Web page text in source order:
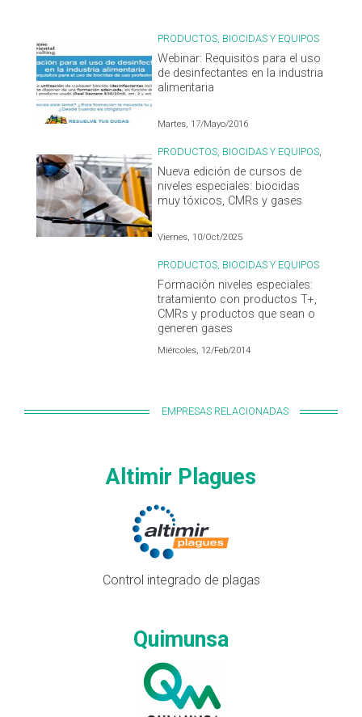
PRODUCTOS, BIOCIDAS Y EQUIPOS
Webinar: Requisitos para el uso
de desinfectantes en la industria
alimentaria
Martes, 17/Mayo/2016
PRODUCTOS, BIOCIDAS Y EQUIPOS
CONTROL DE PLAGAS
Nueva edición de cursos de
niveles especiales: biocidas
muy tóxicos, CMRs y gases
Viernes, 10/Oct/2025
PRODUCTOS, BIOCIDAS Y EQUIPOS
Formación niveles especiales:
tratamiento con productos T+,
CMRs y productos que sean o
generen gases
Miércoles, 12/Feb/2014
EMPRESAS RELACIONADAS
Altimir Plagues
Control integrado de plagas
Quimunsa